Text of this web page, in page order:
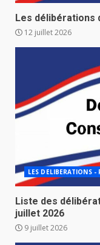
Les délibérations
12 juillet 2026
LES DELIBERATIONS -
Liste des
juillet 2026
9 juillet 2026